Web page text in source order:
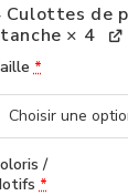
Culottes de
× 4
*
/
*